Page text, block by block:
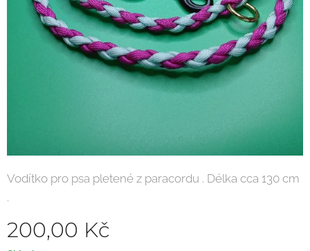
Vodítko pro psa pletené z paracordu . Délka cca 130 cm
.
200,00 Kč